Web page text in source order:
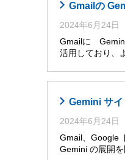
Gmailの
2024年6月24日
Gmailに Gemini
活用しており、
Gemini サ
2024年6月24日
Gmail、Google
Gemini の展開